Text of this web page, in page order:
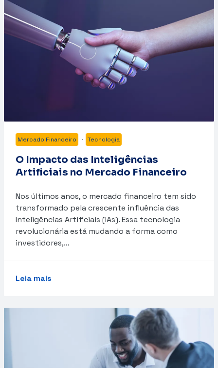
Mercado Financeiro · Tecnologia
O Impacto das Inteligências
Artificiais no Mercado Financeiro
Nos últimos anos, o mercado financeiro tem sido
transformado pela crescente influência das
Inteligências Artificiais (IAs). Essa tecnologia
revolucionária está mudando a forma como
investidores,…
Leia mais